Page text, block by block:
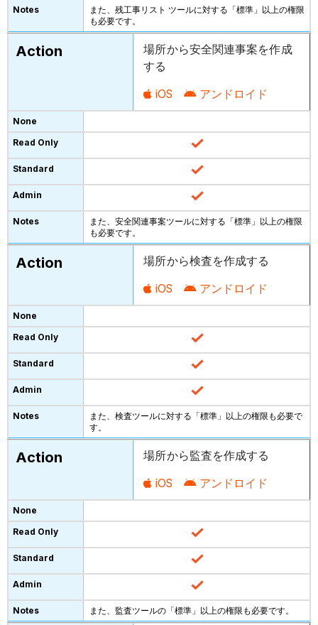
また、残工事リスト ツールに対する「標準」以上の権限
も必要です。
場所から安全関連事案を作成
する
iOS アンドロイド
また、安全関連事案ツールに対する「標準」以上の権限
も必要です。
場所から検査を作成する
iOS アンドロイド
また、検査ツールに対する「標準」以上の権限も必要で
す。
場所から監査を作成する
iOS アンドロイド
また、監査ツールの「標準」以上の権限も必要です。